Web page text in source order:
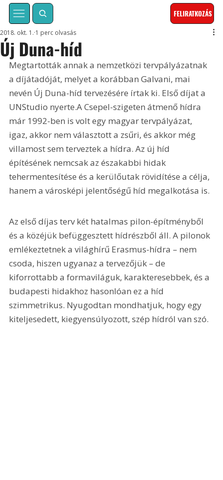
FELIRATKOZÁS
Új Duna-híd
2018. okt. 1. 1 perc olvasás
Megtartották annak a nemzetközi tervpályázatnak
a díjátadóját, melyet a korábban Galvani, mai
nevén Új Duna-híd tervezésére írtak ki. Első díjat a
UNStudio nyerte.A Csepel-szigeten átmenő hídra
már 1992-ben is volt egy magyar tervpályázat,
igaz, akkor nem választott a zsűri, és akkor még
villamost sem terveztek a hídra. Az új híd
építésének nemcsak az északabbi hidak
tehermentesítése és a kerülőutak rövidítése a célja,
hanem a városképi jelentőségű híd megalkotása is.
Az első díjas terv két hatalmas pilon-építményből
és a közéjük befüggesztett hídrészből áll. A pilonok
emlékeztetnek a világhírű Erasmus-hídra – nem
csoda, hiszen ugyanaz a tervezőjük – de
kiforrottabb a formaviláguk, karakteresebbek, és a
budapesti hidakhoz hasonlóan ez a híd
szimmetrikus. Nyugodtan mondhatjuk, hogy egy
kiteljesedett, kiegyensúlyozott, szép hídról van szó.